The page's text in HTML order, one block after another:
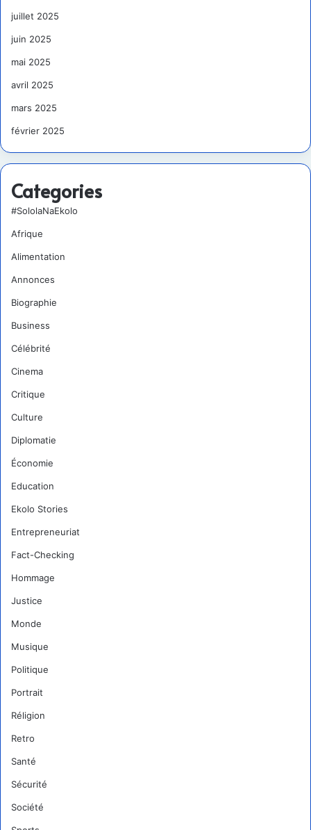
juillet 2025
juin 2025
mai 2025
avril 2025
mars 2025
février 2025
Categories
#SololaNaEkolo
Afrique
Alimentation
Annonces
Biographie
Business
Célébrité
Cinema
Critique
Culture
Diplomatie
Économie
Education
Ekolo Stories
Entrepreneuriat
Fact-Checking
Hommage
Justice
Monde
Musique
Politique
Portrait
Réligion
Retro
Santé
Sécurité
Société